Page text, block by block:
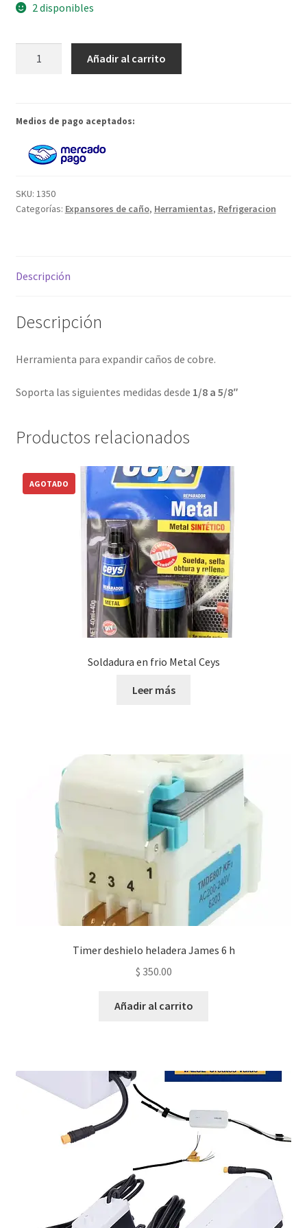
2 disponibles
cantidad
Añadir al carrito
Medios de pago aceptados:
SKU: 1350
Categorías: Expansores de caño, Herramientas, Refrigeracion
Descripción
Descripción
Herramienta para expandir caños de cobre.
Soporta las siguientes medidas desde 1/8 a 5/8″
Productos relacionados
Soldadura en frio Metal Ceys
Leer más
Timer deshielo heladera James 6 h
$ 350.00
Añadir al carrito